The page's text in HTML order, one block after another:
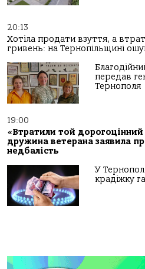
20:13
Хотіла продати взуття, а
гривень: на Тернопільщині
передав
Тернополя
19:00
«Втратили той дорогоцінний
дружина ветерана заявила
недбалість
У
крадіжку